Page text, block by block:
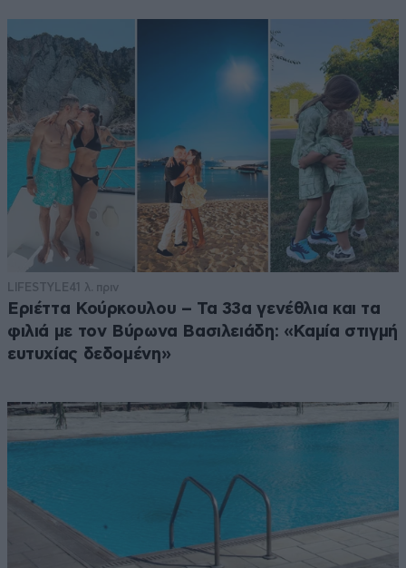
LIFESTYLE41 λ. πριν
Εριέττα Κούρκουλου – Τα 33α γενέθλια και τα
φιλιά με τον Βύρωνα Βασιλειάδη: «Καμία στιγμή
ευτυχίας δεδομένη»